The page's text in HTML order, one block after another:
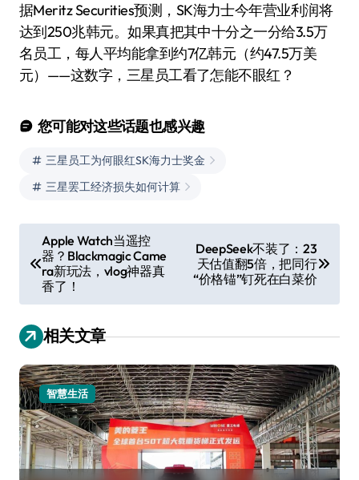
据Meritz Securities预测，SK海力士今年营业利润将
达到250兆韩元。如果真把其中十分之一分给3.5万
名员工，每人平均能拿到约7亿韩元（约47.5万美
元）——这数字，三星员工看了怎能不眼红？
您可能对这些话题也感兴趣
三星员工为何眼红SK海力士奖金
三星罢工经济损失如何计算
章
Apple Watch当遥控
器？Blackmagic Came
ra新玩法，vlog神器真
香了！
DeepSeek不装了：23
天估值翻5倍，把同行
“价格锚”钉死在白菜价
相关文章
智慧生活